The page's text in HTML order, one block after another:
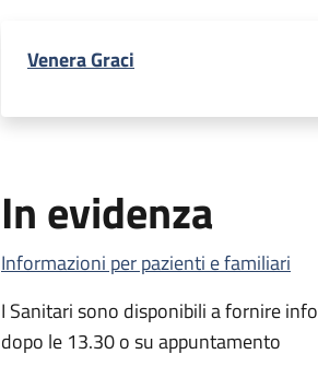
Venera Graci
In evidenza
Informazioni per pazienti e familiari
I Sanitari sono disponibili a fornire
dopo le 13.30 o su appuntamento